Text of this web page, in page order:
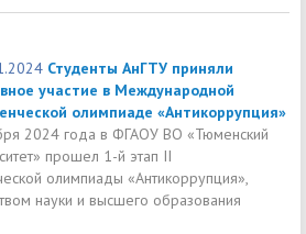
Студенты АнГТУ приняли
участие в Международной
олимпиаде «Антикоррупция»
2024 года в ФГАОУ ВО «Тюменский
прошел 1-й этап II
олимпиады «Антикоррупция»,
науки и высшего образования